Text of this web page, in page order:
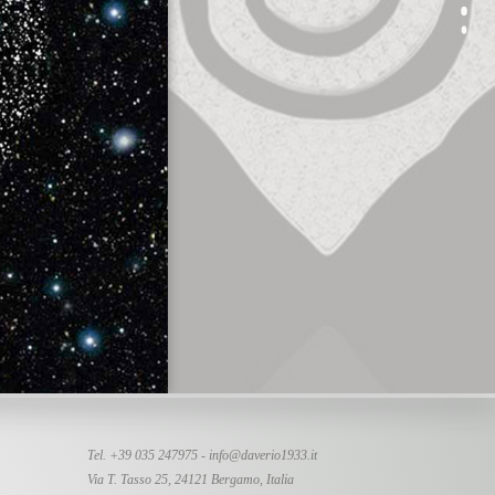
Tel. +39 035 247975 - info@daverio1933.it
Via T. Tasso 25, 24121 Bergamo, Italia